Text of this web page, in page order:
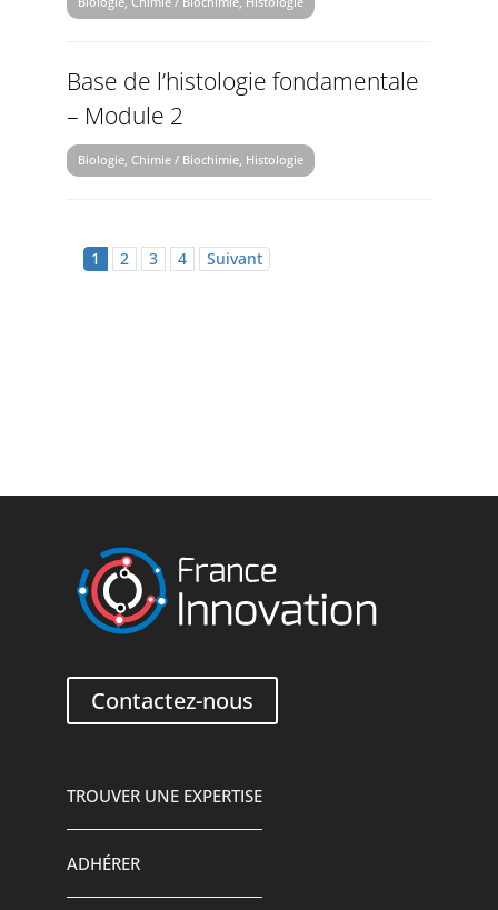
Base de l’histologie fondamentale
– Module 2
Biologie, Chimie / Biochimie, Histologie
1 2 3 4 Suivant
Contactez-nous
TROUVER UNE EXPERTISE
ADHÉRER